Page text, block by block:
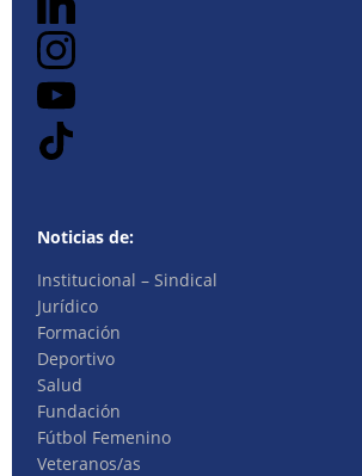
Noticias de:
Institucional – Sindical
Jurídico
Formación
Deportivo
Salud
Fundación
Fútbol Femenino
Veteranos/as